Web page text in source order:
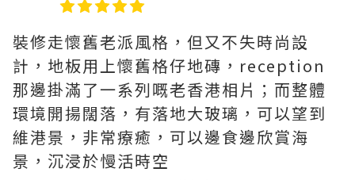
裝修走懷舊老派風格，但又不失時尚設
計，地板用上懷舊格仔地磚，reception
那邊掛滿了一系列嘅老香港相片；而整體
環境開揚闊落，有落地大玻璃，可以望到
維港景，非常療癒，可以邊食邊欣賞海
景，沉浸於慢活時空